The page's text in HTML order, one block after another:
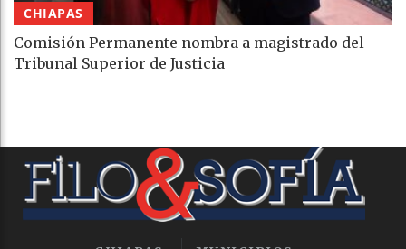
CHIAPAS
Comisión Permanente nombra a magistrado del
Tribunal Superior de Justicia